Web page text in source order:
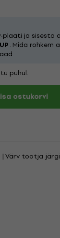
plaati ja sisesta
. Mida rohkem
puhul.
ostukorvi
| Värv tootja järgi